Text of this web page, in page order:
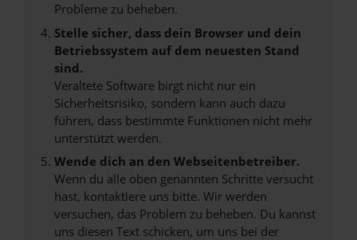
Probleme zu beheben.
Stelle sicher, dass dein Browser und dein
Betriebssystem auf dem neuesten Stand
sind.
Veraltete Software birgt nicht nur ein
Sicherheitsrisiko, sondern kann auch dazu
führen, dass bestimmte Funktionen nicht mehr
unterstützt werden.
Wende dich an den Webseitenbetreiber.
Wenn du alle oben genannten Schritte versucht
hast, kontaktiere uns bitte. Wir werden
versuchen, das Problem zu beheben. Du kannst
uns diesen Text schicken, um uns bei der